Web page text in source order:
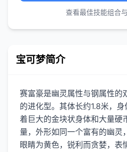
查看最佳技能组合
宝可梦简介
赛富豪是幽灵属性与钢属性的
的进化型。其体长约1.8米，
着巨大的金块状身体和大量硬
量，外形如同一个富有的幽灵
眼睛为黄色，锐利而贪婪，表